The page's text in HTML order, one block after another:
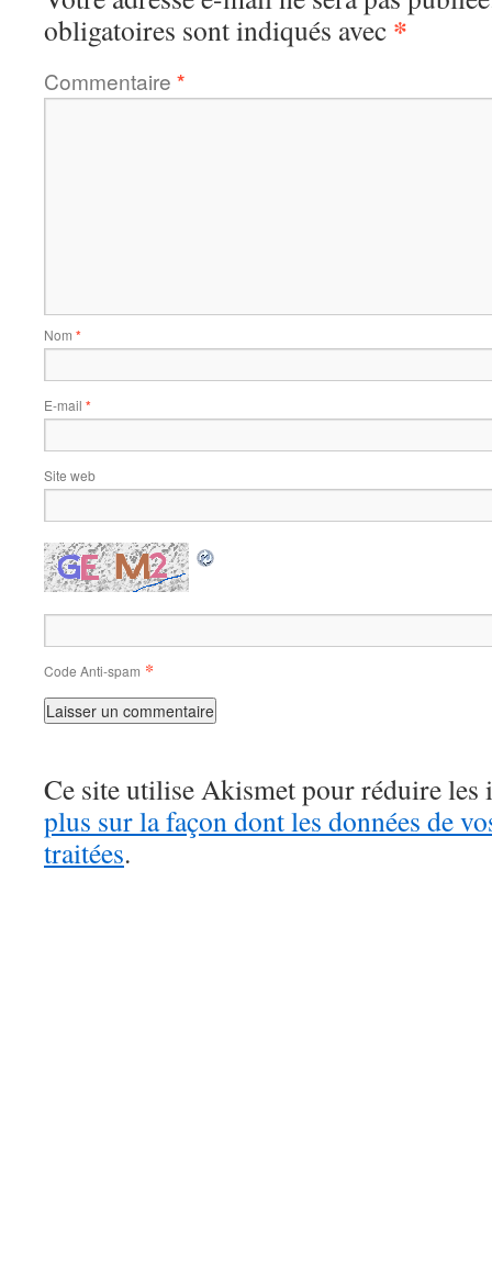
obligatoires sont indiqués avec *
Commentaire *
Nom *
E-mail *
Site web
Code Anti-spam *
Ce site utilise Akismet pour réduire les
plus sur la façon dont les données de
traitées.